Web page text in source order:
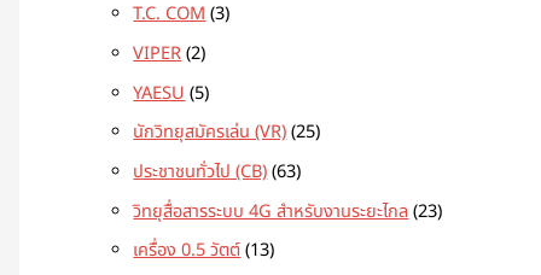
T.C. COM 3
VIPER 2
YAESU 5
นักวิทยุสมัครเล่น (VR) 25
ประชาชนทั่วไป (CB) 63
วิทยุสื่อสารระบบ 4G สำหรับงานระยะไกล 23
เครื่อง 0.5 วัตต์ 13